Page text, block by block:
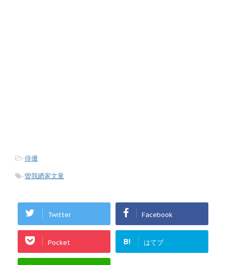
-俳優
-曽我廼家文童
Twitter Facebook
Pocket B! はてブ